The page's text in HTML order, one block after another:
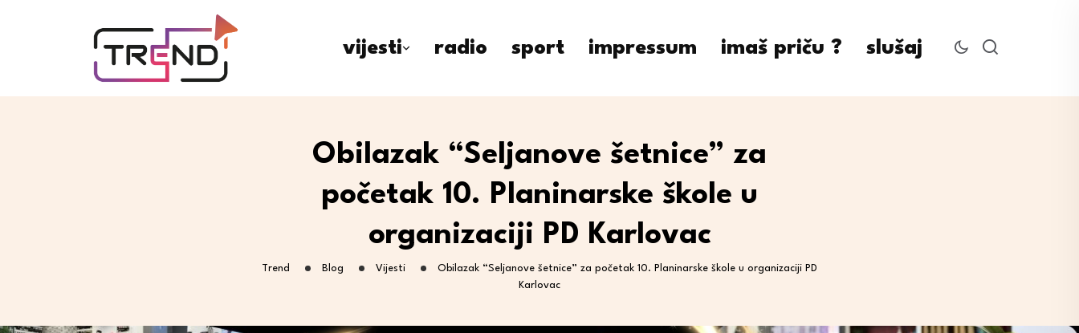
vijesti radio sport impressum imaš priču ? slušaj
Obilazak “Seljanove šetnice” za
početak 10. Planinarske škole u
organizaciji PD Karlovac
Trend Blog Vijesti
Obilazak “Seljanove šetnice” za početak 10. Planinarske škole u organizaciji PD
Karlovac